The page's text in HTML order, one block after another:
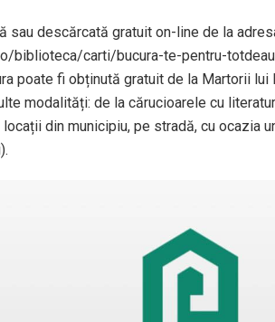
sau descărcată gratuit on-line de la
biblioteca/carti/bucura-te-pentru-
poate fi obținută gratuit de la Martorii
modalități: de la cărucioarele cu
din municipiu, pe stradă, cu ocazia